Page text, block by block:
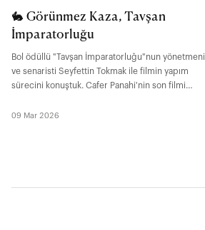
🐇 Görünmez Kaza, Tavşan
İmparatorluğu
Bol ödüllü "Tavşan İmparatorluğu"nun yönetmeni
ve senaristi Seyfettin Tokmak ile filmin yapım
sürecini konuştuk. Cafer Panahi'nin son filmi
09 Mar 2026